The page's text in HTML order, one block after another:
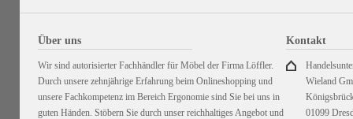
Über uns
Wir sind autorisierter Fachhändler für Möbel der Firma Löffler.
Durch unsere zehnjährige Erfahrung beim Onlineshopping und
unsere Fachkompetenz im Bereich Ergonomie sind Sie bei uns in
guten Händen. Stöbern Sie durch unser reichhaltiges Angebot und
Kontakt
Wieland
01099